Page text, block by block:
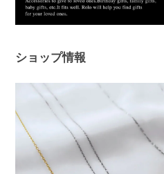
このたびは、
難うござい
さらに楽し
このたびは
た。
ショップ情報